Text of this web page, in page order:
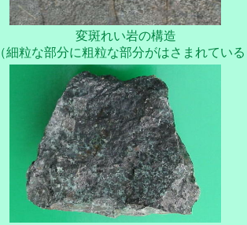
変斑れい岩の構造
（細粒な部分に粗粒な部分がはさまれてい